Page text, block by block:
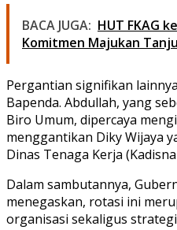
BACA JUGA: HUT FKAG
Komitmen Majukan
Pergantian signifikan
Bapenda. Abdullah, yang
Biro Umum, dipercaya
menggantikan Diky Wijaya
Dinas Tenaga Kerja
Dalam sambutannya,
menegaskan, rotasi ini
organisasi sekaligus